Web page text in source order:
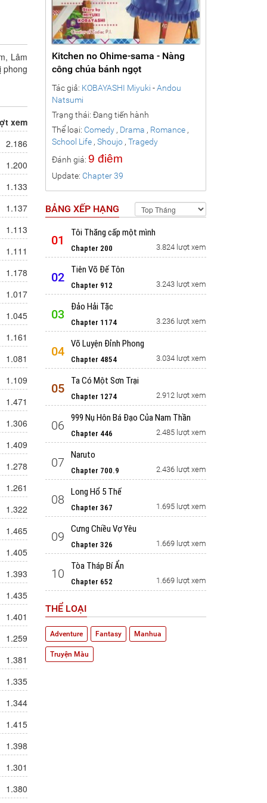
Lâm
phong
xem
2.186
1.200
1.133
1.137
1.113
1.111
1.178
1.017
1.045
1.161
1.081
1.109
1.471
1.306
1.409
1.278
1.261
1.322
1.465
1.405
1.393
1.435
1.401
1.259
1.381
1.335
1.344
1.415
1.398
1.301
1.380
Kitchen no Ohime-sama - Nàng
công chúa bánh ngọt
Tác giả: KOBAYASHI Miyuki -Andou
Natsumi
Trạng thái: Đang tiến hành
Thể loại: Comedy , Drama , Romance ,
School Life , Shoujo , Tragedy
Đánh giá: 9 điêm
Update: Chapter 39
BẢNG XẾP HẠNG
01
Tôi Thăng cấp một mình
Chapter 200 3.824 lượt xem
02
Tiên Võ Đế Tôn
Chapter 912 3.243 lượt xem
03
Đảo Hải Tặc
Chapter 1174 3.236 lượt xem
04
Võ Luyện Đỉnh Phong
Chapter 4854 3.034 lượt xem
05
Ta Có Một Sơn Trại
Chapter 1274 2.912 lượt xem
06
999 Nụ Hôn Bá Đạo Của Nam Thần
Chapter 446 2.485 lượt xem
07
Naruto
Chapter 700.9 2.436 lượt xem
08
Long Hổ 5 Thế
Chapter 367 1.695 lượt xem
09
Cưng Chiều Vợ Yêu
Chapter 326 1.669 lượt xem
10
Tòa Tháp Bí Ẩn
Chapter 652 1.669 lượt xem
THỂ LOẠI
Adventure Fantasy Manhua
Truyện Màu